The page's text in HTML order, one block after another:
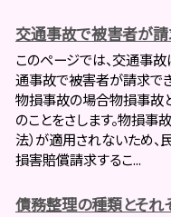
交通事故で被害者が請
このページでは、交通事
通事故で被害者が請求で
物損事故の場合物損事故
のことをさします。物損
法）が適用されないため
損害賠償請求するこ...
債務整理の種類とそれ